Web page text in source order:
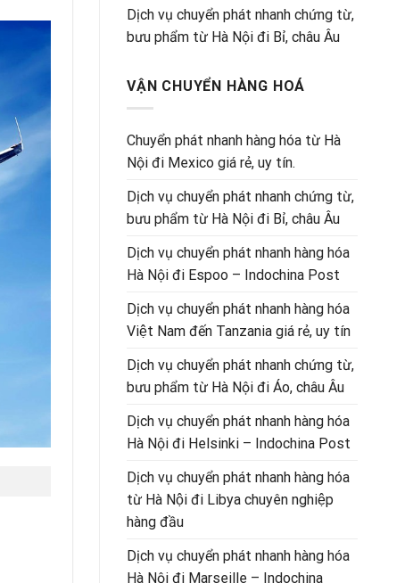
Dịch vụ chuyển phát nhanh chứng từ,
bưu phẩm từ Hà Nội đi Bỉ, châu Âu
VẬN CHUYỂN HÀNG HOÁ
Chuyển phát nhanh hàng hóa từ Hà
Nội đi Mexico giá rẻ, uy tín.
Dịch vụ chuyển phát nhanh chứng từ,
bưu phẩm từ Hà Nội đi Bỉ, châu Âu
Dịch vụ chuyển phát nhanh hàng hóa
Hà Nội đi Espoo – Indochina Post
Dịch vụ chuyển phát nhanh hàng hóa
Việt Nam đến Tanzania giá rẻ, uy tín
Dịch vụ chuyển phát nhanh chứng từ,
bưu phẩm từ Hà Nội đi Áo, châu Âu
Dịch vụ chuyển phát nhanh hàng hóa
Hà Nội đi Helsinki – Indochina Post
Dịch vụ chuyển phát nhanh hàng hóa
từ Hà Nội đi Libya chuyên nghiệp
hàng đầu
Dịch vụ chuyển phát nhanh hàng hóa
Hà Nội đi Marseille – Indochina